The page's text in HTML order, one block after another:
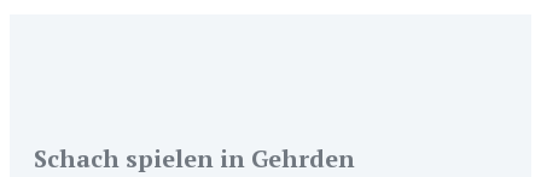
Schach spielen in Gehrden